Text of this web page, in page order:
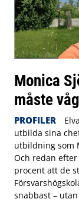
Monica
måste
PROFILER
utbilda sina
utbildning som
Och redan
procent att de
snabbast –